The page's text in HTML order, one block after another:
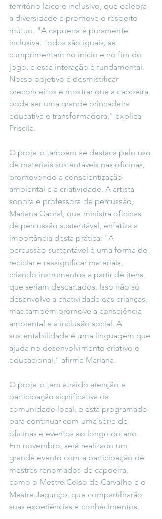
território laico e inclusivo, que celebra
a diversidade e promove o respeito
mútuo. "A capoeira é puramente
inclusiva. Todos são iguais, se
cumprimentam no início e no fim do
jogo, e essa interação é fundamental.
Nosso objetivo é desmistificar
preconceitos e mostrar que a capoeira
pode ser uma grande brincadeira
educativa e transformadora," explica
Priscila.
O projeto também se destaca pelo uso
de materiais sustentáveis nas oficinas,
promovendo a conscientização
ambiental e a criatividade. A artista
sonora e professora de percussão,
Mariana Cabral, que ministra oficinas
de percussão sustentável, enfatiza a
importância desta prática: "A
percussão sustentável é uma forma de
reciclar e ressignificar materiais,
criando instrumentos a partir de itens
que seriam descartados. Isso não só
desenvolve a criatividade das crianças,
mas também promove a consciência
ambiental e a inclusão social. A
sustentabilidade é uma linguagem que
ajuda no desenvolvimento criativo e
educacional," afirma Mariana.
O projeto tem atraído atenção e
participação significativa da
comunidade local, e está programado
para continuar com uma série de
oficinas e eventos ao longo do ano.
Em novembro, será realizado um
grande evento com a participação de
mestres renomados de capoeira,
como o Mestre Celso de Carvalho e o
Mestre Jagunço, que compartilharão
suas experiências e conhecimentos.